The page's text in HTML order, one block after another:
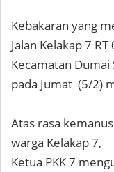
Kebakaran yang
Jalan Kelakap 7
Kecamatan
pada Jumat (5/2)
Atas rasa
warga Kelakap 7,
Ketua PKK 7